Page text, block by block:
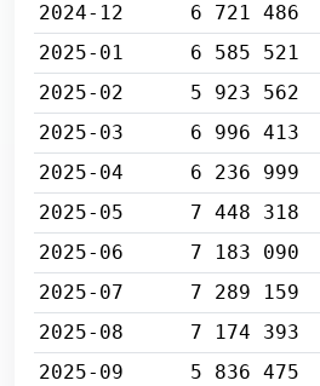
2024-12
6 721 486
2025-01
6 585 521
2025-02
5 923 562
2025-03
6 996 413
2025-04
6 236 999
2025-05
7 448 318
2025-06
7 183 090
2025-07
7 289 159
2025-08
7 174 393
2025-09
5 836 475